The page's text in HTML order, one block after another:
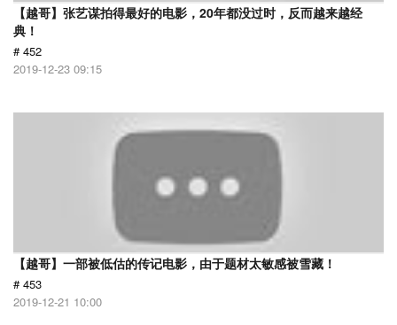
【越哥】张艺谋拍得最好的电影，20年都没过时，反而越来越经
典！
# 452
2019-12-23 09:15
【越哥】一部被低估的传记电影，由于题材太敏感被雪藏！
# 453
2019-12-21 10:00